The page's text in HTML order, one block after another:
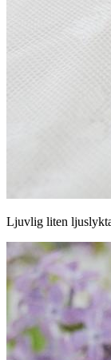
Ljuvlig liten